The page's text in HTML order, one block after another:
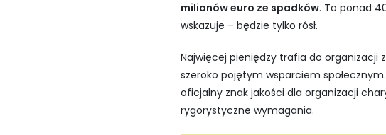
milionów euro ze spadków. To ponad
wskazuje – będzie tylko rósł.
Najwięcej pieniędzy trafia do organizacji
szeroko pojętym wsparciem
oficjalny znak jakości dla organizacji
rygorystyczne wymagania.